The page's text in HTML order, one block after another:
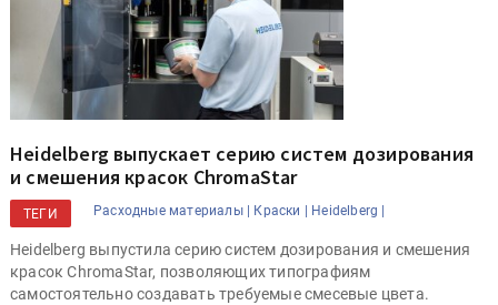
Heidelberg выпускает серию систем дозирования
и смешения красок ChromaStar
ТЕГИ Расходные материалы | Краски | Heidelberg |
Heidelberg выпустила серию систем дозирования и смешения
красок ChromaStar, позволяющих типографиям
самостоятельно создавать требуемые смесевые цвета.